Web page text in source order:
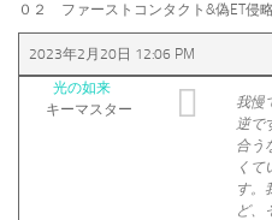
０２ ファーストコンタクト&偽ET侵
2023年2月20日 12:06 PM
光の如来
キーマスター
我慢
逆で
合う
くて
す。
ど、